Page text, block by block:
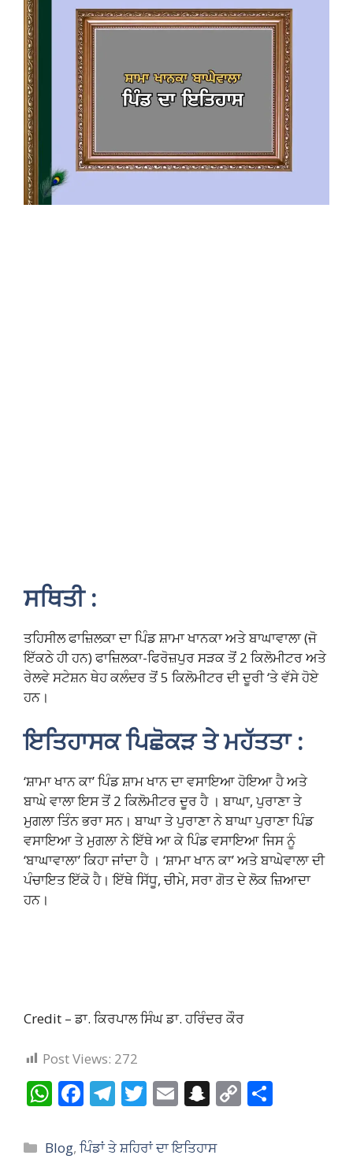
ਸਥਿਤੀ :
ਤਹਿਸੀਲ ਫਾਜ਼ਿਲਕਾ ਦਾ ਪਿੰਡ ਸ਼ਾਮਾ ਖਾਨਕਾ ਅਤੇ ਬਾਘਾਵਾਲਾ (ਜੋ
ਇੱਕਠੇ ਹੀ ਹਨ) ਫਾਜ਼ਿਲਕਾ-ਫਿਰੋਜ਼ਪੁਰ ਸੜਕ ਤੋਂ 2 ਕਿਲੋਮੀਟਰ ਅਤੇ
ਰੇਲਵੇ ਸਟੇਸ਼ਨ ਥੇਹ ਕਲੰਦਰ ਤੋਂ 5 ਕਿਲੋਮੀਟਰ ਦੀ ਦੂਰੀ ‘ਤੇ ਵੱਸੇ ਹੋਏ
ਹਨ।
ਇਤਿਹਾਸਕ ਪਿਛੋਕੜ ਤੇ ਮਹੱਤਤਾ :
‘ਸ਼ਾਮਾ ਖਾਨ ਕਾ’ ਪਿੰਡ ਸ਼ਾਮ ਖਾਨ ਦਾ ਵਸਾਇਆ ਹੋਇਆ ਹੈ ਅਤੇ
ਬਾਘੇ ਵਾਲਾ ਇਸ ਤੋਂ 2 ਕਿਲੋਮੀਟਰ ਦੂਰ ਹੈ । ਬਾਘਾ, ਪੁਰਾਣਾ ਤੇ
ਮੁਗਲਾ ਤਿੰਨ ਭਰਾ ਸਨ। ਬਾਘਾ ਤੇ ਪੁਰਾਣਾ ਨੇ ਬਾਘਾ ਪੁਰਾਣਾ ਪਿੰਡ
ਵਸਾਇਆ ਤੇ ਮੁਗਲਾ ਨੇ ਇੱਥੇ ਆ ਕੇ ਪਿੰਡ ਵਸਾਇਆ ਜਿਸ ਨੂੰ
‘ਬਾਘਾਵਾਲਾ’ ਕਿਹਾ ਜਾਂਦਾ ਹੈ । ‘ਸ਼ਾਮਾ ਖਾਨ ਕਾ’ ਅਤੇ ਬਾਘੇਵਾਲਾ ਦੀ
ਪੰਚਾਇਤ ਇੱਕੋ ਹੈ। ਇੱਥੇ ਸਿੱਧੂ, ਚੀਮੇ, ਸਰਾ ਗੋਤ ਦੇ ਲੋਕ ਜ਼ਿਆਦਾ
ਹਨ।
Credit – ਡਾ. ਕਿਰਪਾਲ ਸਿੰਘ ਡਾ. ਹਰਿੰਦਰ ਕੌਰ
Post Views: 272
W
h
at
F
ac
e
T
el
e
T
w
itt
E
m
ai
S
n
a
C
o
Categories
Blog,ਪਿੰਡਾਂ ਤੇ ਸ਼ਹਿਰਾਂ ਦਾ ਇਤਿਹਾਸ